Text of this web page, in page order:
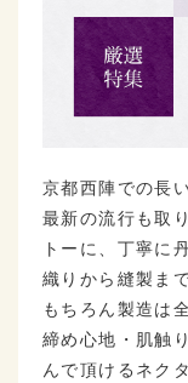
京都西陣での長
最新の流行も取
トーに、丁寧に
織りから縫製ま
もちろん製造は
締め心地・肌触
んで頂けるネク